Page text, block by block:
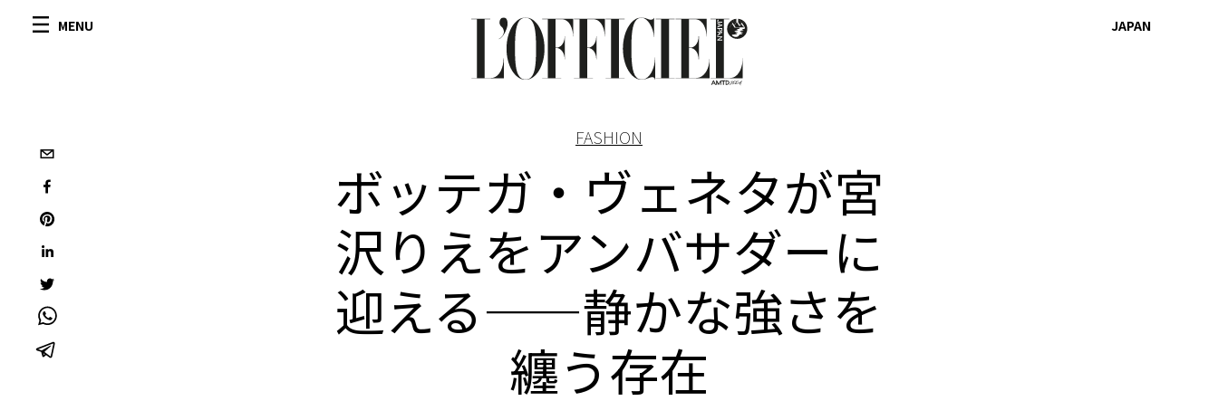
MENU JAPAN
FASHION
ボッテガ・ヴェネタが宮
沢りえをアンバサダーに
迎える——静かな強さを
纏う存在